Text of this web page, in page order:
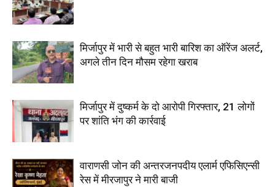
मिर्जापुर में भारी से बहुत भारी बारिश का ऑरेंज अलर्ट,
अगले तीन दिन मौसम रहेगा खराब
मिर्जापुर में दुष्कर्म के दो आरोपी गिरफ्तार, 21 लोगों
पर शांति भंग की कार्रवाई
वाराणसी जोन की अन्तरजनपदीय एलार्म एफिसिएन्सी
रेस में मीरजापुर ने मारी बाजी